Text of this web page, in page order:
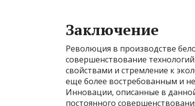
Заключение
Революция в производстве
совершенствование
свойствами и стремление к
еще более востребованным и
Инновации, описанные в
постоянного